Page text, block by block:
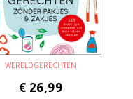
WERELDGERECHTEN
€ 26,99